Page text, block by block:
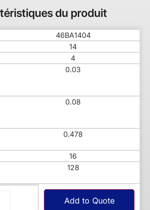
du produit
46BA1404
14
4
0.03
0.08
0.478
16
128
Add to Quote